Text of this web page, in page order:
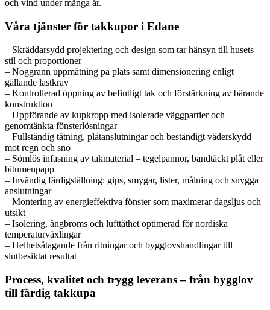
och vind under många år.
Våra tjänster för takkupor i Edane
– Skräddarsydd projektering och design som tar hänsyn till husets
stil och proportioner
– Noggrann uppmätning på plats samt dimensionering enligt
gällande lastkrav
– Kontrollerad öppning av befintligt tak och förstärkning av bärande
konstruktion
– Uppförande av kupkropp med isolerade väggpartier och
genomtänkta fönsterlösningar
– Fullständig tätning, plåtanslutningar och beständigt väderskydd
mot regn och snö
– Sömlös infasning av takmaterial – tegelpannor, bandtäckt plåt eller
bitumenpapp
– Invändig färdigställning: gips, smygar, lister, målning och snygga
anslutningar
– Montering av energieffektiva fönster som maximerar dagsljus och
utsikt
– Isolering, ångbroms och lufttäthet optimerad för nordiska
temperaturväxlingar
– Helhetsåtagande från ritningar och bygglovshandlingar till
slutbesiktat resultat
Process, kvalitet och trygg leverans – från bygglov
till färdig takkupa